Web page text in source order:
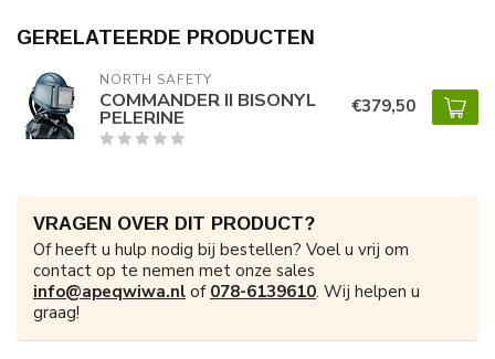
GERELATEERDE PRODUCTEN
NORTH SAFETY
COMMANDER II BISONYL
PELERINE €379,50
VRAGEN OVER DIT PRODUCT?
Of heeft u hulp nodig bij bestellen? Voel u vrij om
contact op te nemen met onze sales
info@apeqwiwa.nl of 078-6139610. Wij helpen u
graag!